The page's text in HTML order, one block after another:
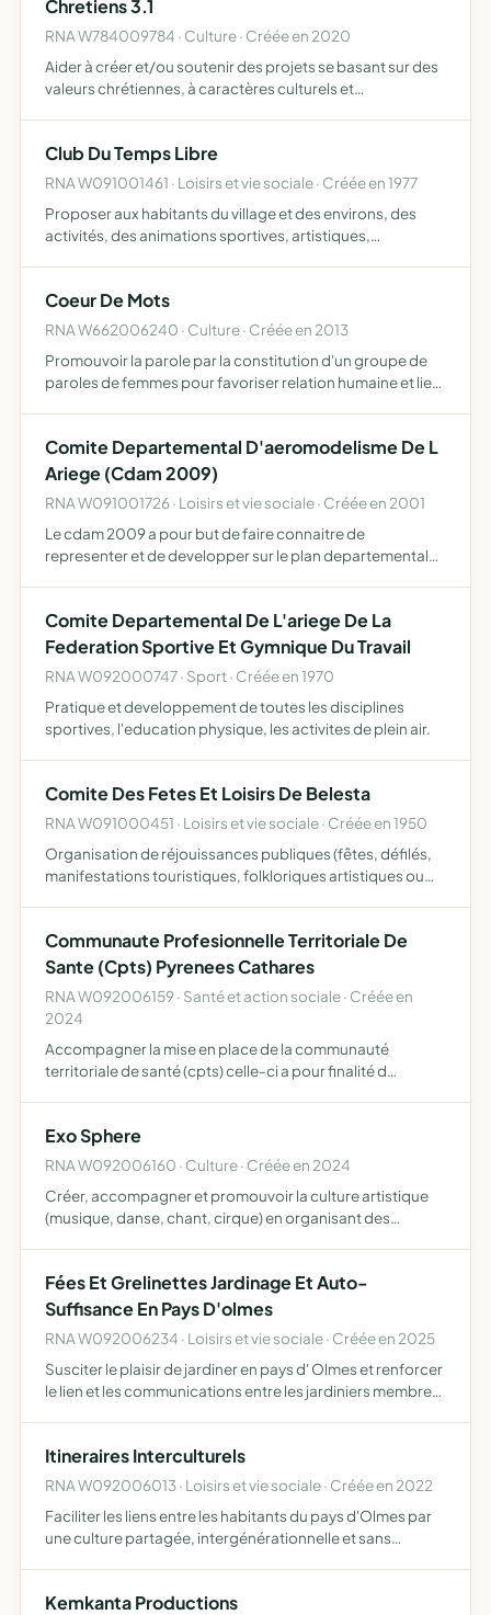
Chretiens 3.1
RNA W784009784 · Culture · Créée en 2020
Aider à créer et/ou soutenir des projets se basant sur des
valeurs chrétiennes, à caractères culturels et
Club Du Temps Libre
RNA W091001461 · Loisirs et vie sociale · Créée en 1977
Proposer aux habitants du village et des environs, des
activités, des animations sportives, artistiques,
jou…
Coeur De Mots
RNA W662006240 · Culture · Créée en 2013
Promouvoir la parole par la constitution d'un groupe de
paroles de femmes pour favoriser relation humaine et lien
Comite Departemental D'aeromodelisme De L
Ariege (Cdam 2009)
RNA W091001726 · Loisirs et vie sociale · Créée en 2001
Le cdam 2009 a pour but de faire connaitre de
representer et de developper sur le plan departemental
group…
Comite Departemental De L'ariege De La
Federation Sportive Et Gymnique Du Travail
RNA W092000747 · Sport · Créée en 1970
Pratique et developpement de toutes les disciplines
sportives, l'education physique, les activites de plein air.
Comite Des Fetes Et Loisirs De Belesta
RNA W091000451 · Loisirs et vie sociale · Créée en 1950
Organisation de réjouissances publiques (fêtes, défilés,
manifestations touristiques, folkloriques artistiques ou
Communaute Profesionnelle Territoriale De
Sante (Cpts) Pyrenees Cathares
RNA W092006159 · Santé et action sociale · Créée en
2024
Accompagner la mise en place de la communauté
territoriale de santé (cpts) celle-ci a pour finalité d
pro…
Exo Sphere
RNA W092006160 · Culture · Créée en 2024
Créer, accompagner et promouvoir la culture artistique
(musique, danse, chant, cirque) en organisant des
Fées Et Grelinettes Jardinage Et Auto-
Suffisance En Pays D'olmes
RNA W092006234 · Loisirs et vie sociale · Créée en 2025
Susciter le plaisir de jardiner en pays d' Olmes et renforcer
le lien et les communications entre les jardiniers membres
Itineraires Interculturels
RNA W092006013 · Loisirs et vie sociale · Créée en 2022
Faciliter les liens entre les habitants du pays d'Olmes par
une culture partagée, intergénérationnelle et sans
Kemkanta Productions